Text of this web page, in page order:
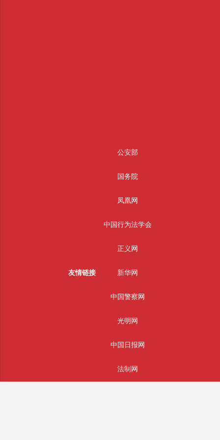
友情链接
公安部
国务院
凤凰网
中国行为法学会
正义网
新华网
中国警察网
光明网
中国日报网
法制网